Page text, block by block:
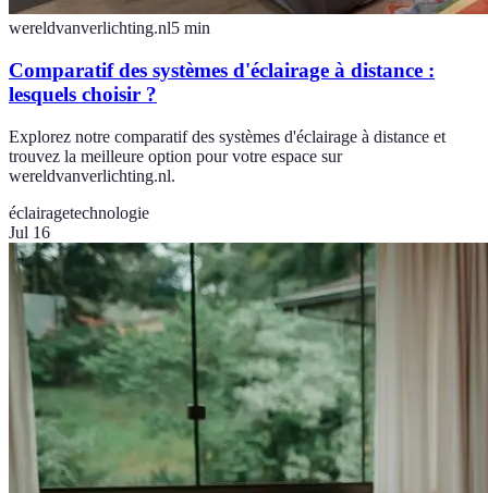
wereldvanverlichting.nl5 min
Comparatif des systèmes d'éclairage à distance :
lesquels choisir ?
Explorez notre comparatif des systèmes d'éclairage à distance et
trouvez la meilleure option pour votre espace sur
wereldvanverlichting.nl.
éclairagetechnologie
Jul 16